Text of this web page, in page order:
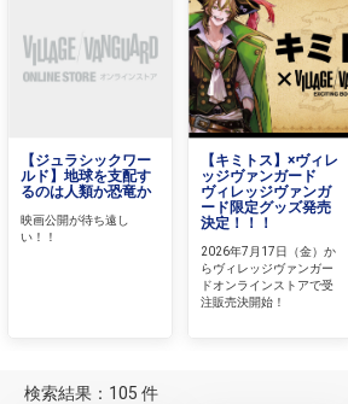
【ジュラシックワー
ルド】地球を支配す
るのは人類か恐竜か
映画公開が待ち遠し
い！！
【キミトス】×ヴィレ
ッジヴァンガード
ヴィレッジヴァンガ
ード限定グッズ発売
決定！！！
2026年7月17日（金）か
らヴィレッジヴァンガー
ドオンラインストアで受
注販売決開始！
検索結果：105 件